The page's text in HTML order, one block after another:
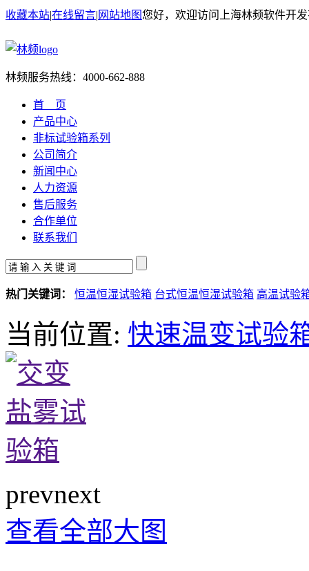
收藏本站|在线留言| 网站地图您好，欢迎访问上海林频软件开
林频服务热线： 4000-662-888
首 页
产品中心
非标试验箱系列
公司简介
新闻中心
人力资源
售后服务
合作单位
联系我们
热门关键词： 恒温恒湿试验箱 台式恒温恒湿试验箱 高温试验
当前位置: 快速温变试验
prevnext
查看全部大图